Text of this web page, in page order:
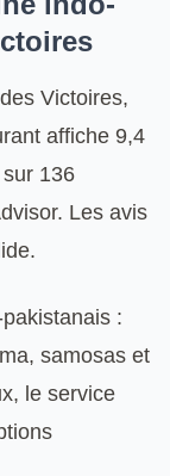
Victoires,
affiche 9,4
136
Les avis
:
samosas et
le service